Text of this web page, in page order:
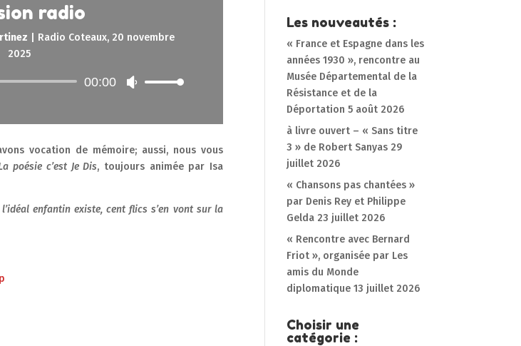
radio
Radio Coteaux, 20 novembre
2025
Lecteur
00:00
Utilisez
pour
augmenter
le
vocation de mémoire; aussi, nous vous
poésie c’est Je Dis, toujours animée par Isa
enfantin existe, cent flics s’en vont sur la
Les nouveautés :
« France et Espagne dans les
années 1930 », rencontre au
Musée Départemental de la
Résistance et de la
Déportation 5 août 2026
à livre ouvert – « Sans titre
3 » de Robert Sanyas 29
juillet 2026
« Chansons pas chantées »
par Denis Rey et Philippe
Gelda 23 juillet 2026
« Rencontre avec Bernard
Friot », organisée par Les
amis du Monde
diplomatique 13 juillet 2026
Choisir une
catégorie :